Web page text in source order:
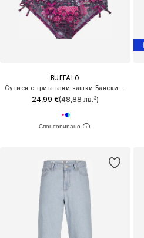
BUFFALO
24,99 €(48,88 лв.³)